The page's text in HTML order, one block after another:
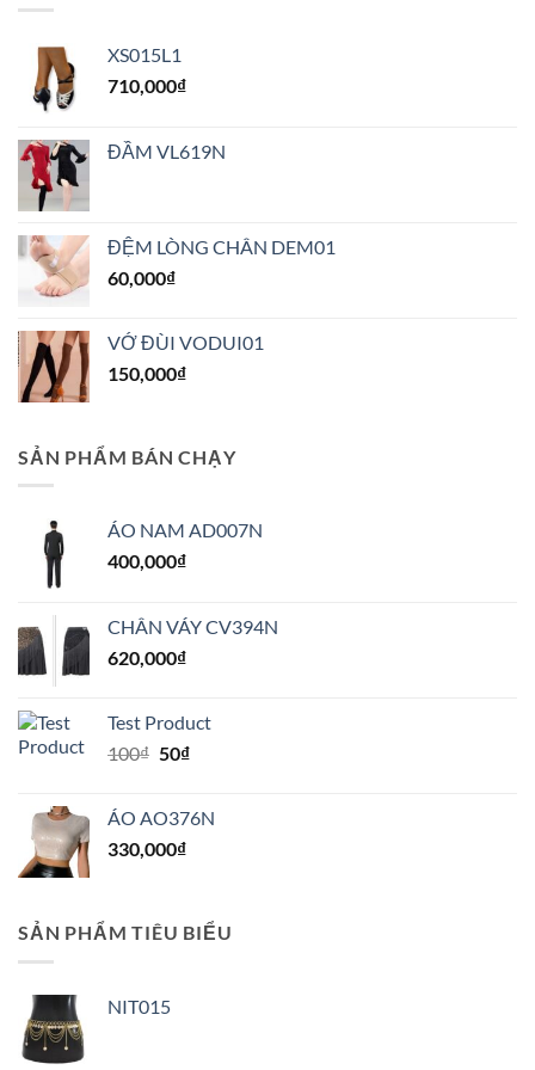
XS015L1
710,000₫
ĐẦM VL619N
ĐỆM LÒNG CHÂN DEM01
60,000₫
VỚ ĐÙI VODUI01
150,000₫
SẢN PHẨM BÁN CHẠY
ÁO NAM AD007N
400,000₫
CHÂN VÁY CV394N
620,000₫
Test Product
100₫ Giá
100₫.
50₫Giá
là:
ÁO AO376N
330,000₫
SẢN PHẨM TIÊU BIỂU
NIT015